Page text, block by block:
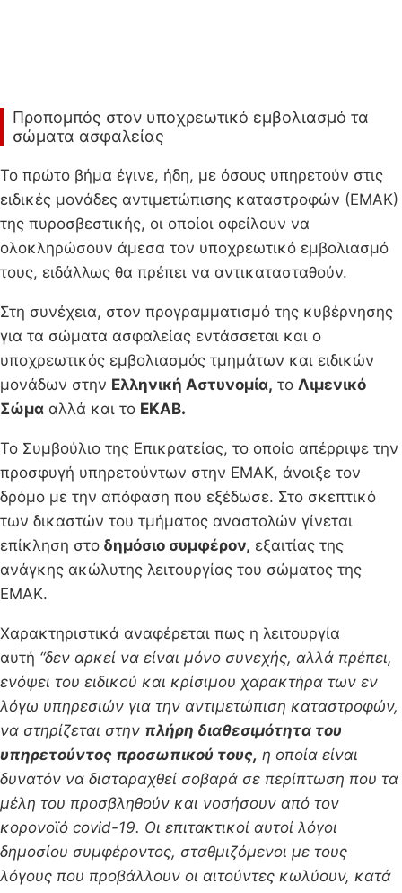
Προπομπός στον υποχρεωτικό εμβολιασμό τα
σώματα ασφαλείας
Το πρώτο βήμα έγινε, ήδη, με όσους υπηρετούν στις
ειδικές μονάδες αντιμετώπισης καταστροφών (ΕΜΑΚ)
της πυροσβεστικής, οι οποίοι οφείλουν να
ολοκληρώσουν άμεσα τον υποχρεωτικό εμβολιασμό
τους, ειδάλλως θα πρέπει να αντικατασταθούν.
Στη συνέχεια, στον προγραμματισμό της κυβέρνησης
για τα σώματα ασφαλείας εντάσσεται και ο
υποχρεωτικός εμβολιασμός τμημάτων και ειδικών
μονάδων στην Ελληνική Αστυνομία, το Λιμενικό
Σώμα αλλά και το ΕΚΑΒ.
Το Συμβούλιο της Επικρατείας, το οποίο απέρριψε την
προσφυγή υπηρετούντων στην ΕΜΑΚ, άνοιξε τον
δρόμο με την απόφαση που εξέδωσε. Στο σκεπτικό
των δικαστών του τμήματος αναστολών γίνεται
επίκληση στο δημόσιο συμφέρον, εξαιτίας της
ανάγκης ακώλυτης λειτουργίας του σώματος της
ΕΜΑΚ.
Χαρακτηριστικά αναφέρεται πως η λειτουργία
αυτή “δεν αρκεί να είναι μόνο συνεχής, αλλά πρέπει,
ενόψει του ειδικού και κρίσιμου χαρακτήρα των εν
λόγω υπηρεσιών για την αντιμετώπιση καταστροφών,
να στηρίζεται στην πλήρη διαθεσιμότητα του
υπηρετούντος προσωπικού τους, η οποία είναι
δυνατόν να διαταραχθεί σοβαρά σε περίπτωση που τα
μέλη του προσβληθούν και νοσήσουν από τον
κορoνοϊό covid-19. Οι επιτακτικοί αυτοί λόγοι
δημοσίου συμφέροντος, σταθμιζόμενοι με τους
λόγους που προβάλλουν οι αιτούντες κωλύουν, κατά